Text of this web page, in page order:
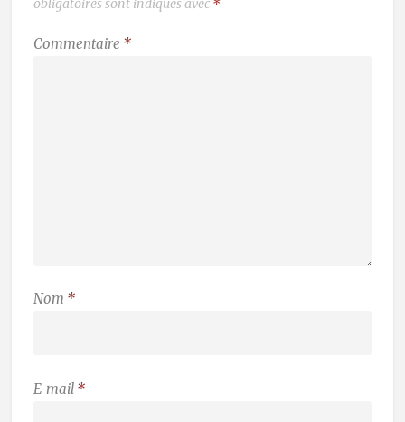
obligatoires sont indiqués avec *
Commentaire *
Nom *
E-mail *